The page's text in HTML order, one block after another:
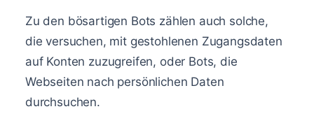
Zu den bösartigen Bots zählen auch solche,
die versuchen, mit gestohlenen Zugangsdaten
auf Konten zuzugreifen, oder Bots, die
Webseiten nach persönlichen Daten
durchsuchen.